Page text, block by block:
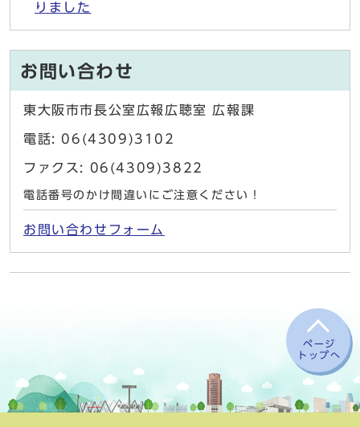
りました
お問い合わせ
東大阪市市長公室広報広聴室 広報課
電話: 06(4309)3102
ファクス: 06(4309)3822
電話番号のかけ間違いにご注意ください！
お問い合わせフォーム
ページ
トップへ